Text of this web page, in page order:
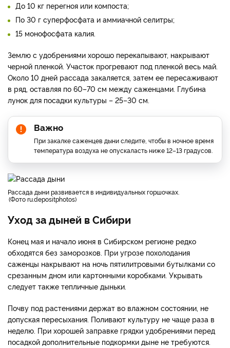
До 10 кг перегноя или компоста;
По 30 г суперфосфата и аммиачной селитры;
15 монофосфата калия.
Землю с удобрениями хорошо перекапывают, накрывают
черной пленкой. Участок прогревают под пленкой весь май.
Около 10 дней рассада закаляется, затем ее пересаживают
в ряд, оставляя по 60–70 см между саженцами. Глубина
лунок для посадки культуры – 25–30 см.
Важно
При закалке саженцев дыни следите, чтобы в ночное время
температура воздуха не опускаласть ниже 12–13 градусов.
рассада дыни развивается в индивидуальных горшочках.
Фото ru.depositphotos
Уход за дыней в Сибири
Конец мая и начало июня в Сибирском регионе редко
обходятся без заморозков. При угрозе похолодания
саженцы накрывают на ночь пятилитровыми бутылками со
срезанным дном или картонными коробками. Укрывать
следует также тепличные дыньки.
Почву под растениями держат во влажном состоянии, не
допуская пересыхания. Поливают культуру не чаще раза в
неделю. При хорошей заправке грядки удобрениями перед
посадкой дополнительные подкормки дыне не требуются.